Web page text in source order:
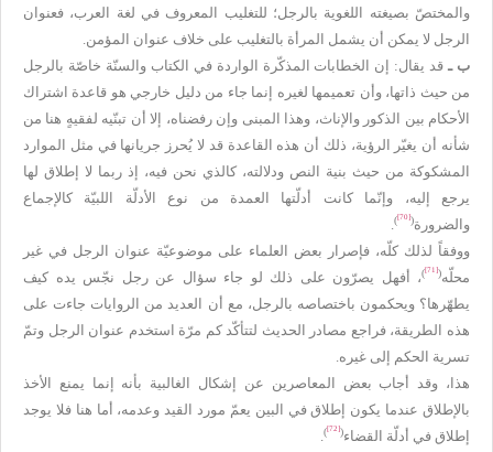
والمختصّ بصيغته اللغوية بالرجل؛ للتغليب المعروف في لغة العرب، فعنوان
الرجل لا يمكن أن يشمل المرأة بالتغليب على خلاف عنوان المؤمن.
ب ـقد يقال: إن الخطابات المذكّرة الواردة في الكتاب والسنّة خاصّة بالرجل
من حيث ذاتها، وأن تعميمها لغيره إنما جاء من دليل خارجي هو قاعدة اشتراك
الأحكام بين الذكور والإناث، وهذا المبنى وإن رفضناه، إلا أن تبنّيه لفقيهٍ هنا من
شأنه أن يغيّر الرؤية، ذلك أن هذه القاعدة قد لا يُحرز جريانها في مثل الموارد
المشكوكة من حيث بنية النص ودلالته، كالذي نحن فيه، إذ ربما لا إطلاق لها
يرجع إليه، وإنّما كانت أدلّتها العمدة من نوع الأدلّة اللبيّة كالإجماع
والضرورة(
[70]
)
ووفقاً لذلك كلّه، فإصرار بعض العلماء على موضوعيّة عنوان الرجل في غير
محلّه(
[71]
)، أفهل يصرّون على ذلك لو جاء سؤال عن رجل نجّس يده كيف
يطهّرها؟ ويحكمون باختصاصه بالرجل، مع أن العديد من الروايات جاءت على
هذه الطريقة، فراجع مصادر الحديث لتتأكّد كم مرّة استخدم عنوان الرجل وتمّ
تسرية الحكم إلى غيره.
هذا، وقد أجاب بعض المعاصرين عن إشكال الغالبية بأنه إنما يمنع الأخذ
بالإطلاق عندما يكون إطلاق في البين يعمّ مورد القيد وعدمه، أما هنا فلا يوجد
إطلاق في أدلّة القضاء(
[72]
)